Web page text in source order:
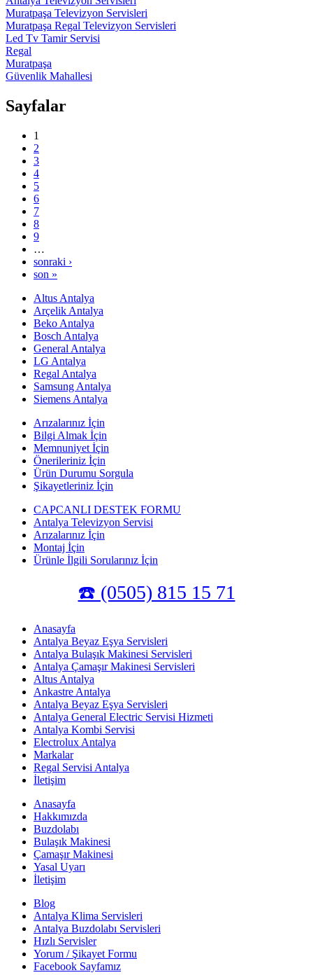
Muratpaşa Televizyon Servisleri
Muratpaşa Regal Televizyon Servisleri
Led Tv Tamir Servisi
Regal
Muratpaşa
Güvenlik Mahallesi
Sayfalar
1
2
3
4
5
6
7
8
9
…
sonraki ›
son »
Altus Antalya
Arçelik Antalya
Beko Antalya
Bosch Antalya
General Antalya
LG Antalya
Regal Antalya
Samsung Antalya
Siemens Antalya
Arızalarınız İçin
Bilgi Almak İçin
Memnuniyet İçin
Önerileriniz İçin
Ürün Durumu Sorgula
Şikayetleriniz İçin
CAPCANLI DESTEK FORMU
Antalya Televizyon Servisi
Arızalarınız İçin
Montaj İçin
Ürünle İlgili Sorularınız İçin
☎️ (0505) 815 15 71
Anasayfa
Antalya Beyaz Eşya Servisleri
Antalya Bulaşık Makinesi Servisleri
Antalya Çamaşır Makinesi Servisleri
Altus Antalya
Ankastre Antalya
Antalya Beyaz Eşya Servisleri
Antalya General Electric Servisi Hizmeti
Antalya Kombi Servisi
Electrolux Antalya
Markalar
Regal Servisi Antalya
İletişim
Anasayfa
Hakkımızda
Buzdolabı
Bulaşık Makinesi
Çamaşır Makinesi
Yasal Uyarı
İletişim
Blog
Antalya Klima Servisleri
Antalya Buzdolabı Servisleri
Hızlı Servisler
Yorum / Şikayet Formu
Facebook Sayfamız